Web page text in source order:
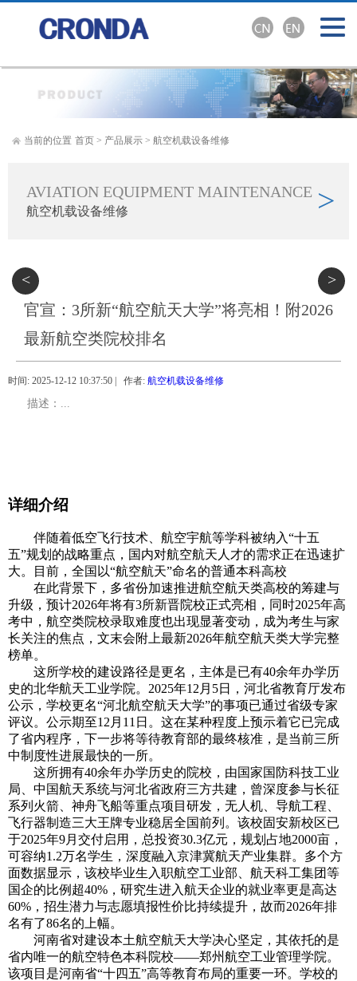
当前的位置 首页 > 产品展示 > 航空机载设备维修
AVIATION EQUIPMENT MAINTENANCE
航空机载设备维修 >
<
>
官宣：3所新“航空航天大学”将亮相！附2026
最新航空类院校排名
时间: 2025-12-12 10:37:50 | 作者: 航空机载设备维修
描述：...
详细介绍
伴随着低空飞行技术、航空宇航等学科被纳入“十五
五”规划的战略重点，国内对航空航天人才的需求正在迅速扩
大。目前，全国以“航空航天”命名的普通本科高校
在此背景下，多省份加速推进航空航天类高校的筹建与
升级，预计2026年将有3所新晋院校正式亮相，同时2025年高
考中，航空类院校录取难度也出现显著变动，成为考生与家
长关注的焦点，文末会附上最新2026年航空航天类大学完整
榜单。
这所学校的建设路径是更名，主体是已有40余年办学历
史的北华航天工业学院。2025年12月5日，河北省教育厅发布
公示，学校更名“河北航空航天大学”的事项已通过省级专家
评议。公示期至12月11日。这在某种程度上预示着它已完成
了省内程序，下一步将等待教育部的最终核准，是当前三所
中制度性进展最快的一所。
这所拥有40余年办学历史的院校，由国家国防科技工业
局、中国航天系统与河北省政府三方共建，曾深度参与长征
系列火箭、神舟飞船等重点项目研发，无人机、导航工程、
飞行器制造三大王牌专业稳居全国前列。该校固安新校区已
于2025年9月交付启用，总投资30.3亿元，规划占地2000亩，
可容纳1.2万名学生，深度融入京津冀航天产业集群。多个方
面数据显示，该校毕业生入职航空工业部、航天科工集团等
国企的比例超40%，研究生进入航天企业的就业率更是高达
60%，招生潜力与志愿填报性价比持续提升，故而2026年排
名有了86名的上幅。
河南省对建设本土航空航天大学决心坚定，其依托的是
省内唯一的航空特色本科院校——郑州航空工业管理学院。
该项目是河南省“十四五”高等教育布局的重要一环。学校的